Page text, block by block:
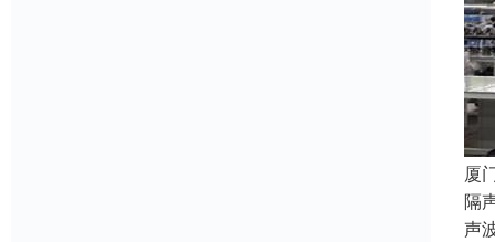
厦
隔
声